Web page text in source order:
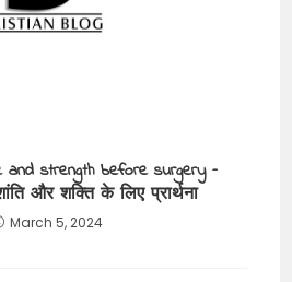
strength before surgery –
और शक्ति के लिए प्रार्थना
March 5, 2024